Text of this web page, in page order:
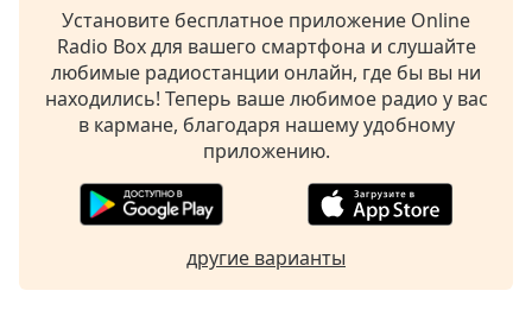
descriptions
off,
selected
settings,
opens
dialog
Установите бесплатное приложение Online
Radio Box для вашего смартфона и слушайте
любимые радиостанции онлайн, где бы вы ни
находились! Теперь ваше любимое радио у вас
в кармане, благодаря нашему удобному
приложению.
другие варианты